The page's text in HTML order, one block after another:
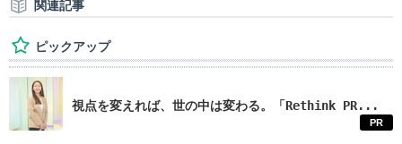
関連記事
ピックアップ
視点を変えれば、世の中は変わる。「Rethink PR...
PR